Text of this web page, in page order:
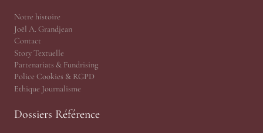
Notre histoire
Joël A. Grandjean
Contact
Story Textuelle
Partenariats & Fundrising
Police Cookies & RGPD
Ethique Journalisme
Dossiers Référence